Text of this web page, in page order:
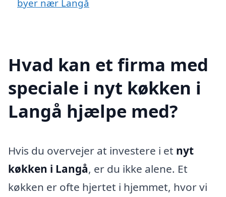
byer nær Langå
Hvad kan et firma med
speciale i nyt køkken i
Langå hjælpe med?
Hvis du overvejer at investere i et nyt
køkken i Langå, er du ikke alene. Et
køkken er ofte hjertet i hjemmet, hvor vi